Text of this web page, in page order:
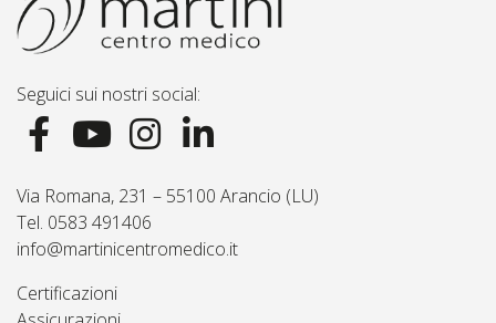
Seguici sui nostri social:
Via Romana, 231 – 55100 Arancio (LU)
Tel. 0583 491406
info@martinicentromedico.it
Certificazioni